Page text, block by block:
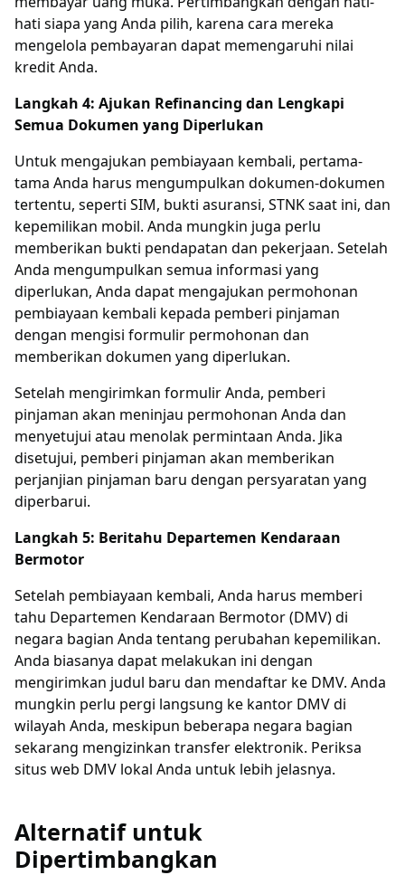
hati siapa yang Anda pilih, karena cara mereka
mengelola pembayaran dapat memengaruhi nilai
kredit Anda.
Langkah 4: Ajukan Refinancing dan Lengkapi
Semua Dokumen yang Diperlukan
Untuk mengajukan pembiayaan kembali, pertama-
tama Anda harus mengumpulkan dokumen-dokumen
tertentu, seperti SIM, bukti asuransi, STNK saat ini, dan
kepemilikan mobil. Anda mungkin juga perlu
memberikan bukti pendapatan dan pekerjaan. Setelah
Anda mengumpulkan semua informasi yang
diperlukan, Anda dapat mengajukan permohonan
pembiayaan kembali kepada pemberi pinjaman
dengan mengisi formulir permohonan dan
memberikan dokumen yang diperlukan.
Setelah mengirimkan formulir Anda, pemberi
pinjaman akan meninjau permohonan Anda dan
menyetujui atau menolak permintaan Anda. Jika
disetujui, pemberi pinjaman akan memberikan
perjanjian pinjaman baru dengan persyaratan yang
diperbarui.
Langkah 5: Beritahu Departemen Kendaraan
Bermotor
Setelah pembiayaan kembali, Anda harus memberi
tahu Departemen Kendaraan Bermotor (DMV) di
negara bagian Anda tentang perubahan kepemilikan.
Anda biasanya dapat melakukan ini dengan
mengirimkan judul baru dan mendaftar ke DMV. Anda
mungkin perlu pergi langsung ke kantor DMV di
wilayah Anda, meskipun beberapa negara bagian
sekarang mengizinkan transfer elektronik. Periksa
situs web DMV lokal Anda untuk lebih jelasnya.
Alternatif untuk
Dipertimbangkan